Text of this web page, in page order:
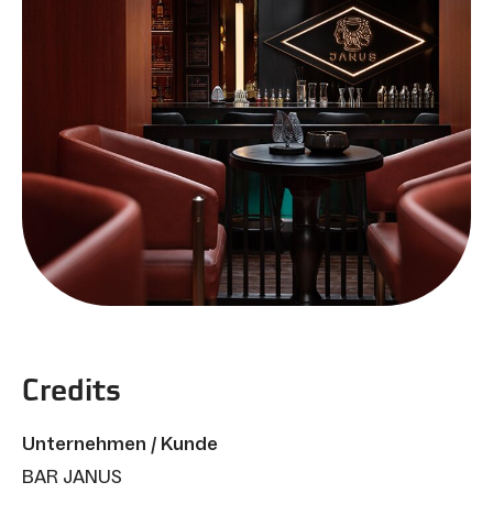
Credits
Unternehmen / Kunde
BAR JANUS